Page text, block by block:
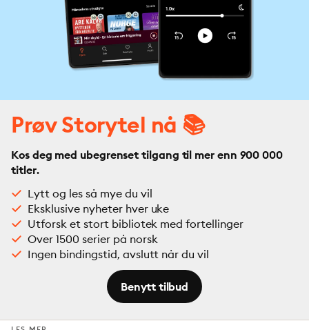
Prøv Storytel nå 📚
Kos deg med ubegrenset tilgang til mer enn 900 000
titler.
Lytt og les så mye du vil
Eksklusive nyheter hver uke
Utforsk et stort bibliotek med fortellinger
Over 1500 serier på norsk
Ingen bindingstid, avslutt når du vil
Benytt tilbud